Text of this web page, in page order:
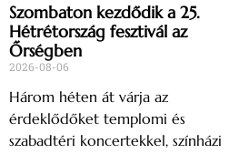
Szombaton kezdődik a 25.
Hétrétország fesztivál az
Őrségben
2026-08-06
Három héten át várja az
érdeklődőket templomi és
szabadtéri koncertekkel, színházi